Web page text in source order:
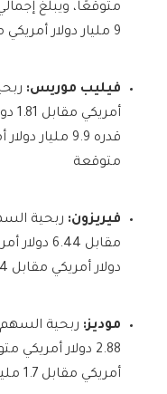
9 مليار دولار أمريكي متوقعة،
فيليب موريس:
متوقعة
فيريزون:
دولار أمريكي مقابل 17.4 مليار دولار أمريكي متوقعة
موديز:
أمريكي مقابل 1.7 مليار دولار أمريكي متوقعة